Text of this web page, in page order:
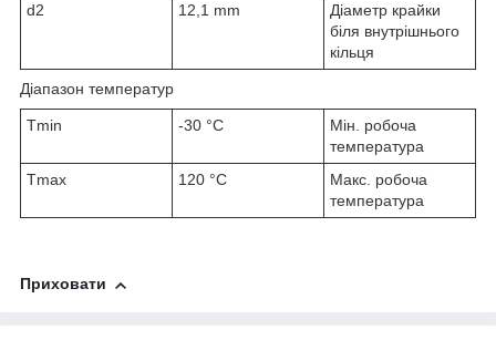
d2 12,1 mm
Діаметр крайки
біля внутрішнього
кільця
Діапазон температур
Tmin -30 °C
Мін. робоча
температура
Tmax 120 °C
Макс. робоча
температура
Приховати